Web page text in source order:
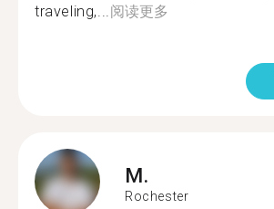
traveling,...阅读更多
M.
Rochester